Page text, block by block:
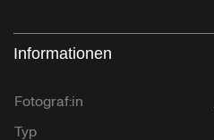
Informationen
Fotograf:in
Typ